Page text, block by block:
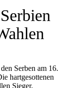
Serben am 16.
hartgesottenen
Sieger.